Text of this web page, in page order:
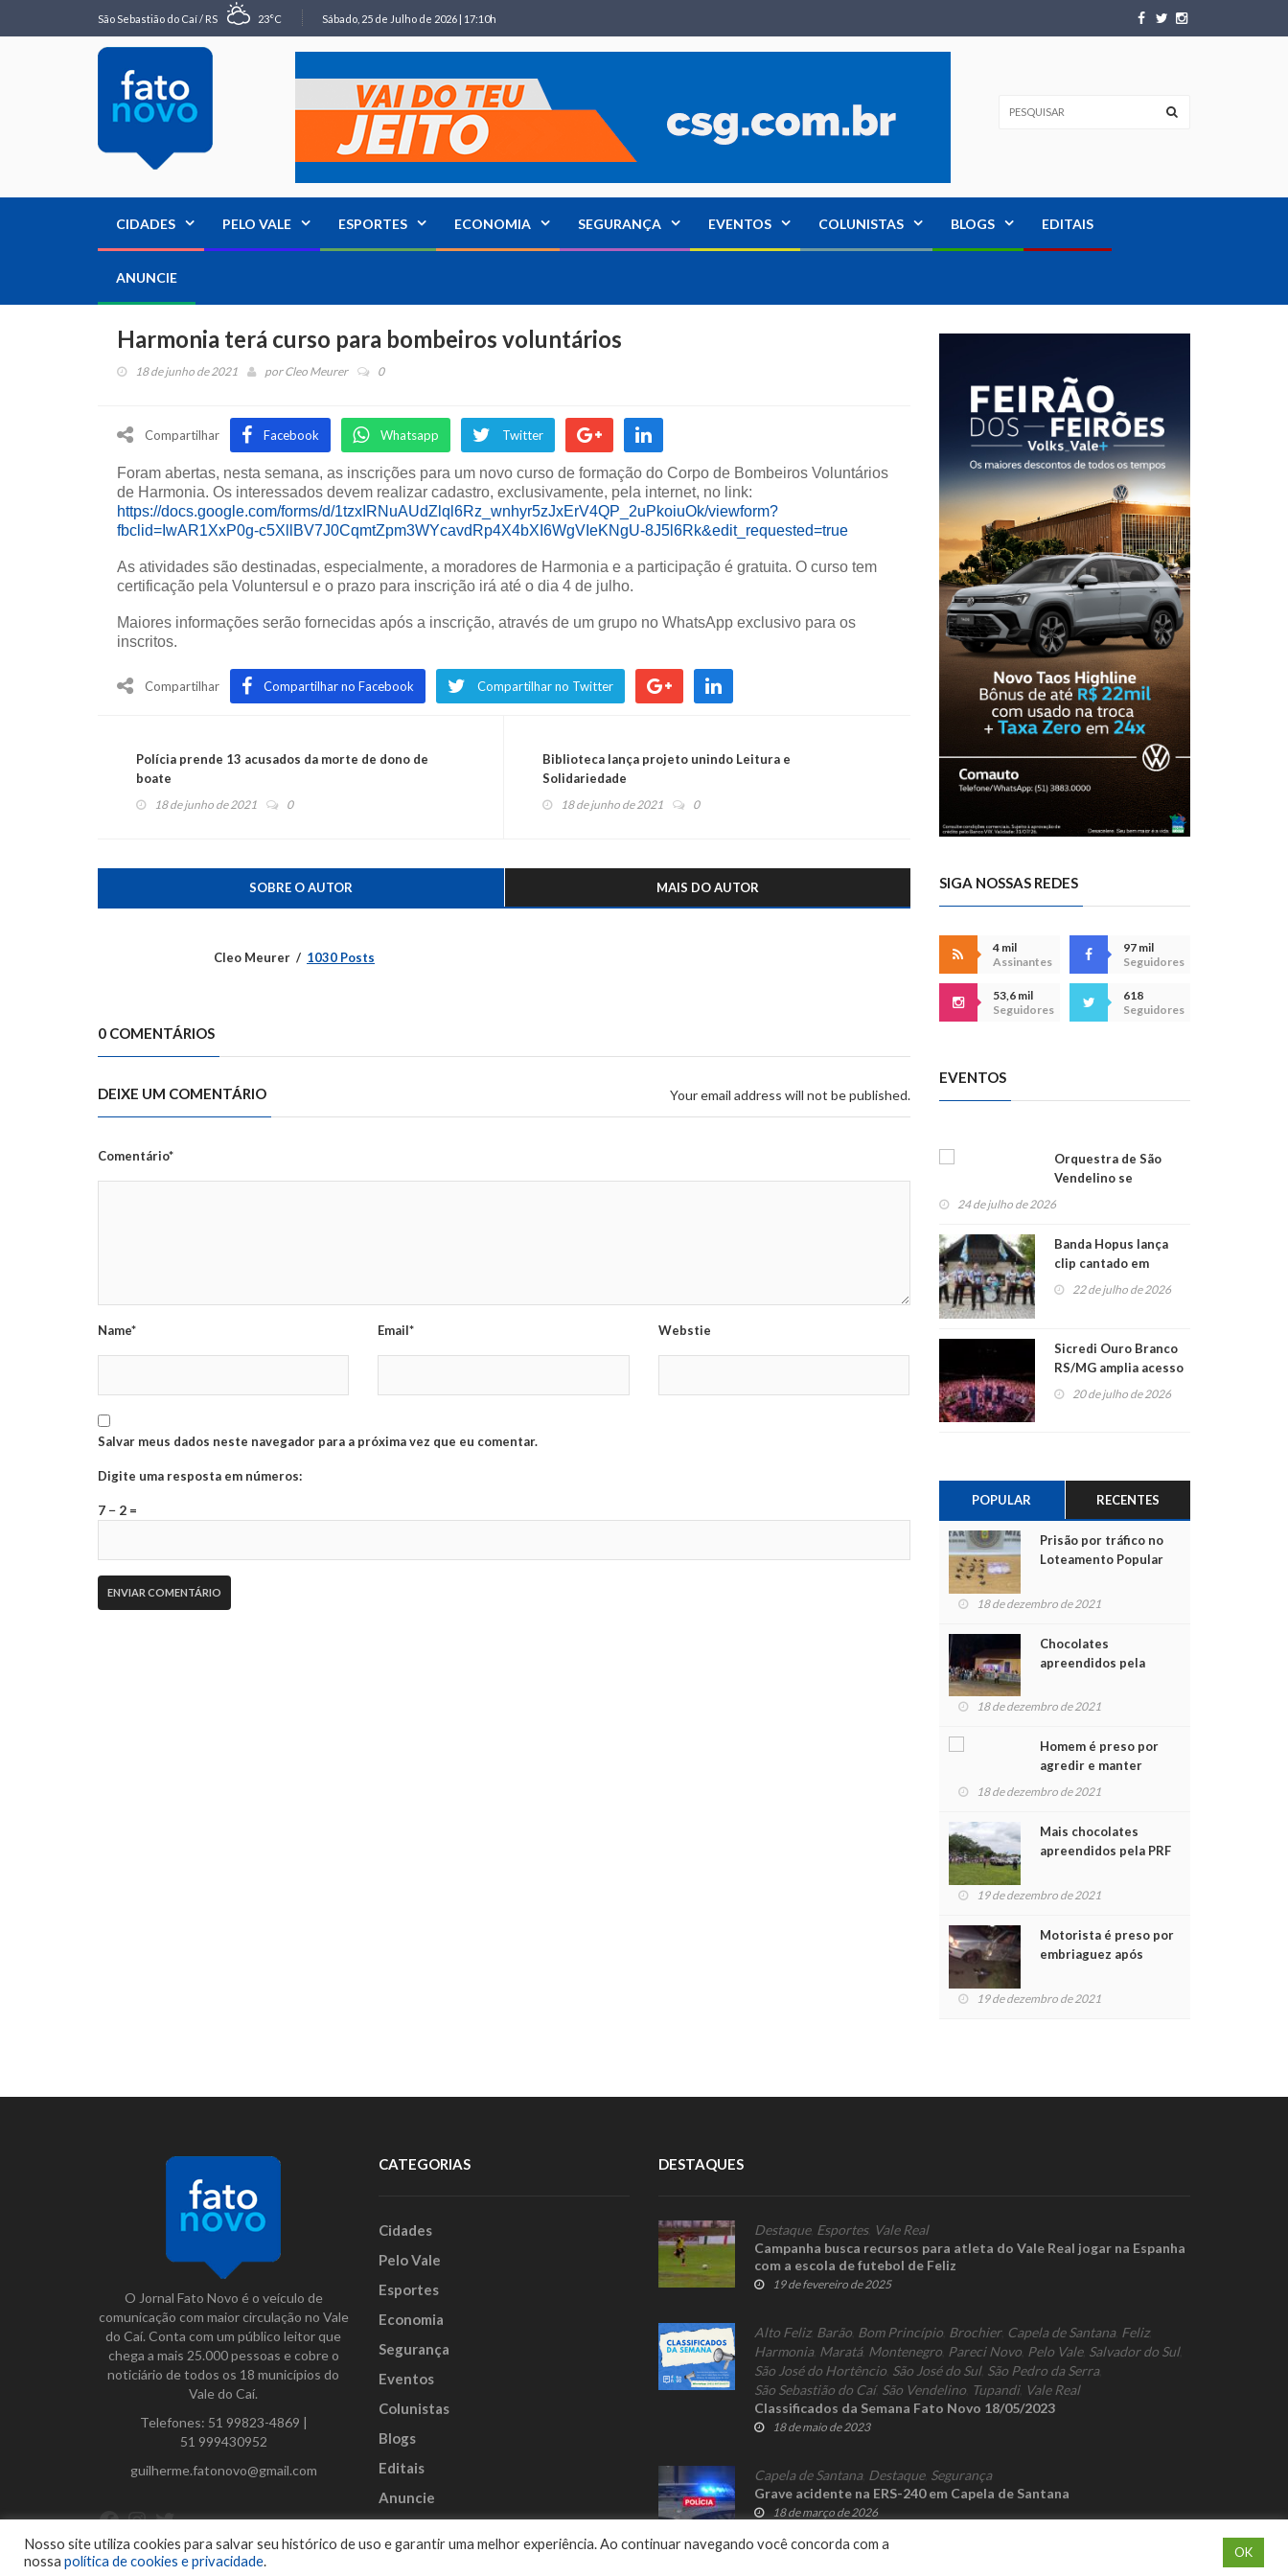
São Sebastião do Caí / RS 23°C Sábado, 25 de Julho de 2026 | 17:10h
CIDADES PELO VALE ESPORTES ECONOMIA SEGURANÇA EVENTOS COLUNISTAS BLOGS EDITAIS
ANUNCIE
Harmonia terá curso para bombeiros voluntários
18 de junho de 2021 porCleo Meurer 0
Compartilhar Facebook Whatsapp Twitter
Foram abertas, nesta semana, as inscrições para um novo curso de formação do Corpo de Bombeiros Voluntários
de Harmonia. Os interessados devem realizar cadastro, exclusivamente, pela internet, no link:
https://docs.google.com/forms/d/1tzxIRNuAUdZlql6Rz_wnhyr5zJxErV4QP_2uPkoiuOk/viewform?
fbclid=IwAR1XxP0g-c5XllBV7J0CqmtZpm3WYcavdRp4X4bXI6WgVIeKNgU-8J5l6Rk&edit_requested=true
As atividades são destinadas, especialmente, a moradores de Harmonia e a participação é gratuita. O curso tem
certificação pela Voluntersul e o prazo para inscrição irá até o dia 4 de julho.
Maiores informações serão fornecidas após a inscrição, através de um grupo no WhatsApp exclusivo para os
inscritos.
Compartilhar Compartilhar no Facebook Compartilhar no Twitter
Polícia prende 13 acusados da morte de dono de
boate
18 de junho de 2021 0
Biblioteca lança projeto unindo Leitura e
Solidariedade
18 de junho de 2021 0
SOBRE O AUTOR MAIS DO AUTOR
Cleo Meurer 1030 Posts
0 COMENTÁRIOS
DEIXE UM COMENTÁRIO Your email address will not be published.
Comentário*
Name* Email* Webstie
Salvar meus dados neste navegador para a próxima vez que eu comentar.
Digite uma resposta em números:
7 − 2 =
SIGA NOSSAS REDES
4 mil
Assinantes
97 mil
Seguidores
53,6 mil
Seguidores
618
Seguidores
EVENTOS
Orquestra de São
Vendelino se
apresenta na
24 de julho de 2026
Banda Hopus lança
clip cantado em
alemão e inglês
22 de julho de 2026
Sicredi Ouro Branco
RS/MG amplia acesso
ao show dos 45 anos
para mais associados
20 de julho de 2026
POPULAR RECENTES
Prisão por tráfico no
Loteamento Popular
18 de dezembro de 2021
Chocolates
apreendidos pela
para crianças na
18 de dezembro de 2021
Homem é preso por
agredir e manter
mulher em cárcere
18 de dezembro de 2021
Mais chocolates
apreendidos pela PRF
crianças no Natal
19 de dezembro de 2021
Motorista é preso por
embriaguez após
feridos
19 de dezembro de 2021
O Jornal Fato Novo é o veículo de
comunicação com maior circulação no Vale
do Caí. Conta com um público leitor que
chega a mais 25.000 pessoas e cobre o
noticiário de todos os 18 municípios do
Vale do Caí.
Telefones: 51 99823-4869 |
51 999430952
guilherme.fatonovo@gmail.com
Facebook
Instagram
Twitter
CATEGORIAS
Cidades
Pelo Vale
Esportes
Economia
Segurança
Eventos
Colunistas
Blogs
Editais
Anuncie
DESTAQUES
Destaque, Esportes, Vale Real
Campanha busca recursos para atleta do Vale Real jogar na Espanha
com a escola de futebol de Feliz
19 de fevereiro de 2025
Alto Feliz, Barão Bom Princípio Brochier, Capela de Santana, Feliz,
Harmonia, Maratá, Montenegro Pareci Novo Pelo Vale, Salvador do Sul,
São José do Hortêncio São José do Sul, São Pedro da Serra,
São Sebastião do Caí, São Vendelino Tupandi, Vale Real
Classificados da Semana Fato Novo 18/05/2023
18 de maio de 2023
Capela de Santana, Destaque, Segurança
Grave acidente na ERS-240 em Capela de Santana
18 de março de 2026
Nosso site utiliza cookies para salvar seu histórico de uso e garantir uma melhor experiência. Ao continuar navegando você concorda com a
nossa política de cookies e privacidade.
OK